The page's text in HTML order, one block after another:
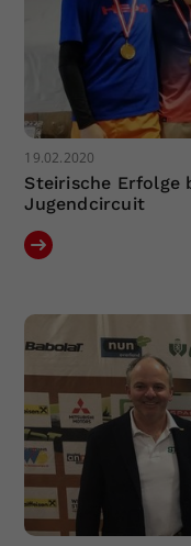
19.02.2020
Steirische Erfolge
Jugendcircuit